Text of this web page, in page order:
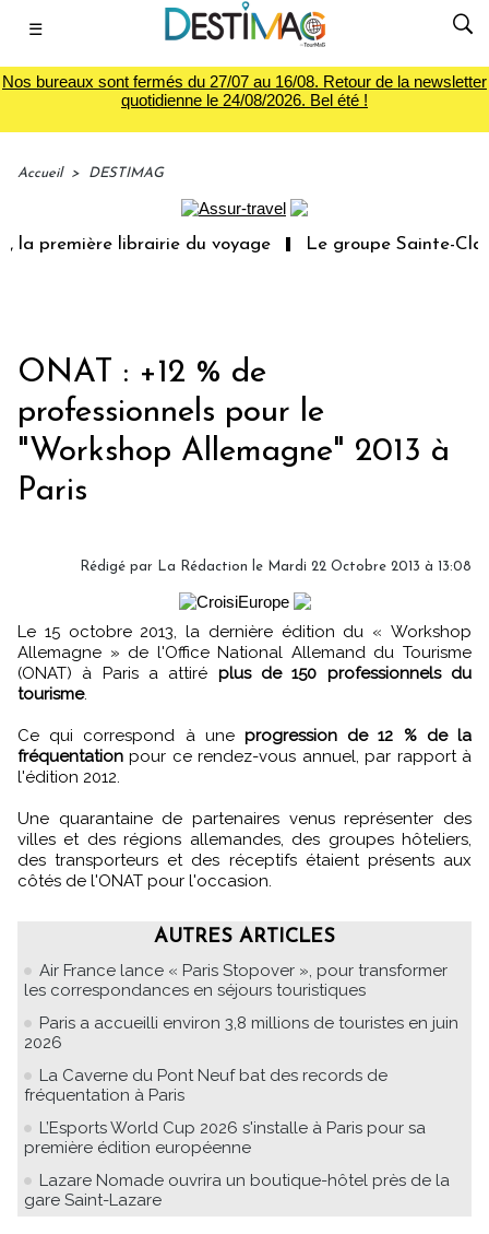
☰
Nos bureaux sont fermés du 27/07 au 16/08. Retour de la newsletter
quotidienne le 24/08/2026. Bel été !
Accueil > DESTIMAG
première librairie du voyage Le groupe Sainte-
ONAT : +12 % de
professionnels pour le
"Workshop Allemagne" 2013 à
Paris
Rédigé par La Rédaction le Mardi 22 Octobre 2013 à 13:08
Le 15 octobre 2013, la dernière édition du « Workshop
Allemagne » de l'Office National Allemand du Tourisme
(ONAT) à Paris a attiré plus de 150 professionnels du
tourisme.
Ce qui correspond à une progression de 12 % de la
fréquentation pour ce rendez-vous annuel, par rapport à
l'édition 2012.
Une quarantaine de partenaires venus représenter des
villes et des régions allemandes, des groupes hôteliers,
des transporteurs et des réceptifs étaient présents aux
côtés de l'ONAT pour l'occasion.
AUTRES ARTICLES
Air France lance « Paris Stopover », pour transformer
les correspondances en séjours touristiques
Paris a accueilli environ 3,8 millions de touristes en juin
2026
La Caverne du Pont Neuf bat des records de
fréquentation à Paris
L’Esports World Cup 2026 s'installe à Paris pour sa
première édition européenne
Lazare Nomade ouvrira un boutique-hôtel près de la
gare Saint-Lazare